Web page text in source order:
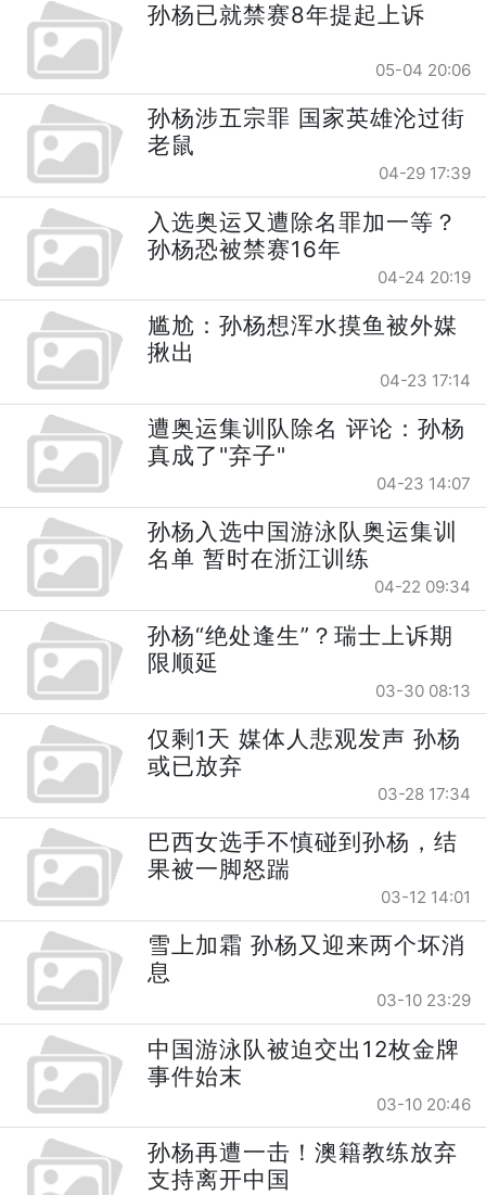
孙杨已就禁赛8年提起上诉
05-04 20:06
孙杨涉五宗罪 国家英雄沦过街
老鼠
04-29 17:39
入选奥运又遭除名罪加一等？
孙杨恐被禁赛16年
04-24 20:19
尴尬：孙杨想浑水摸鱼被外媒
揪出
04-23 17:14
遭奥运集训队除名 评论：孙杨
真成了"弃子"
04-23 14:07
孙杨入选中国游泳队奥运集训
名单 暂时在浙江训练
04-22 09:34
孙杨“绝处逢生”？瑞士上诉期
限顺延
03-30 08:13
仅剩1天 媒体人悲观发声 孙杨
或已放弃
03-28 17:34
巴西女选手不慎碰到孙杨，结
果被一脚怒踹
03-12 14:01
雪上加霜 孙杨又迎来两个坏消
息
03-10 23:29
中国游泳队被迫交出12枚金牌
事件始末
03-10 20:46
孙杨再遭一击！澳籍教练放弃
支持离开中国